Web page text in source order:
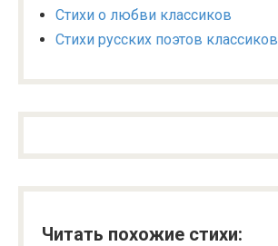
Стихи о любви классиков
Стихи русских поэтов классиков
Читать похожие стихи: